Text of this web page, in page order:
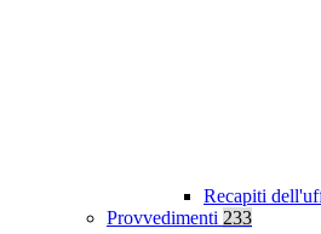
Recapiti
Provvedimenti 233